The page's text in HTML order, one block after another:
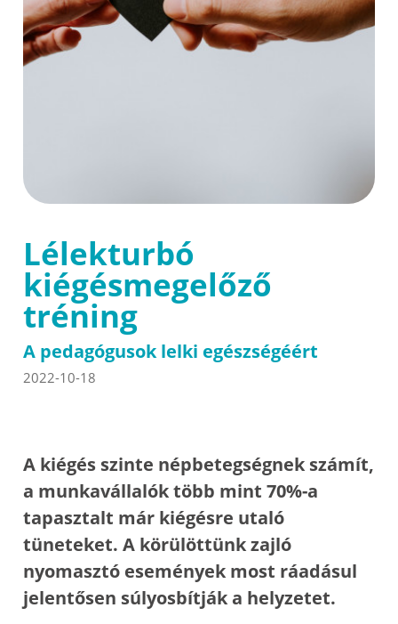
Lélekturbó
kiégésmegelőző
tréning
A pedagógusok lelki egészségéért
2022-10-18
A kiégés szinte népbetegségnek számít,
a munkavállalók több mint 70%-a
tapasztalt már kiégésre utaló
tüneteket. A körülöttünk zajló
nyomasztó események most ráadásul
jelentősen súlyosbítják a helyzetet.